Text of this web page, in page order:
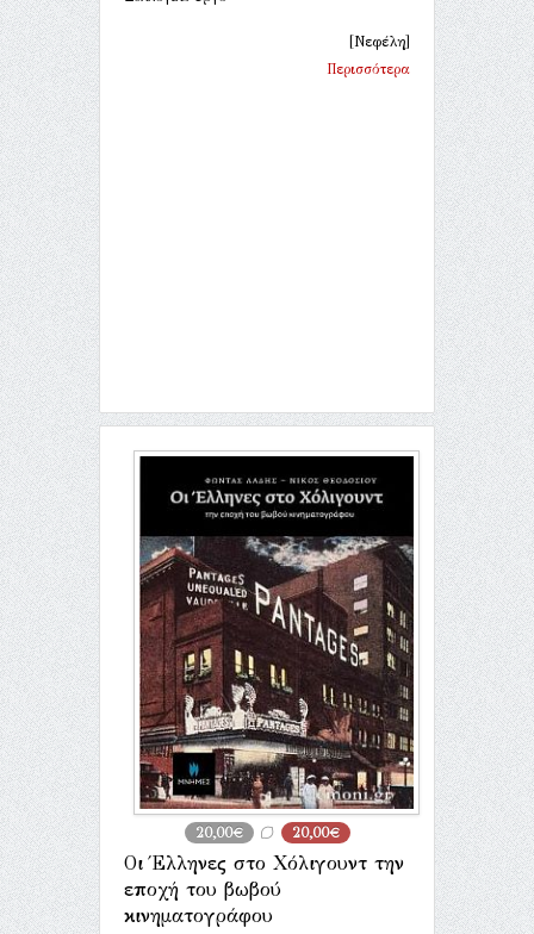
[Νεφέλη]
Περισσότερα
20,00€ 20,00€
Οι Έλληνες στο Χόλιγουντ την
εποχή του βωβού
κινηματογράφου